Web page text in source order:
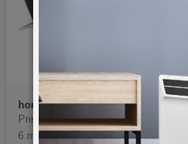
home STV 01
Prekidač, 250 V~/ 10 A, 32 x 2
6 mm, 2 položaja